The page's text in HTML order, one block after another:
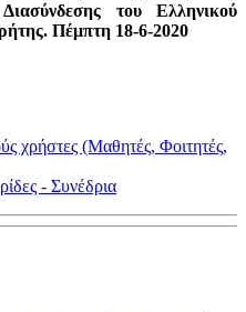
του Ελληνικού
Πέμπτη 18-6-2020
χρήστες (Μαθητές, Φοιτητές,
- Συνέδρια